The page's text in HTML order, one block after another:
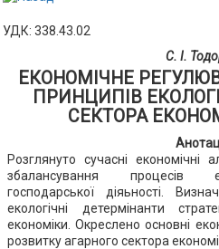
УДК: 338.43.02
С. І.
ЕКОНОМІЧНЕ
ПРИНЦИПІВ
СЕКТОРА
Розглянуто сучасні економічні
збалансування процесів
господарської діяьності.
екологічні детермінанти
економіки. Окреслено основні
розвитку агарного сектора